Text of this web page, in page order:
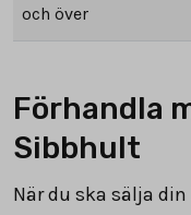
och över
Förhandla
Sibbhult
När du ska sälja